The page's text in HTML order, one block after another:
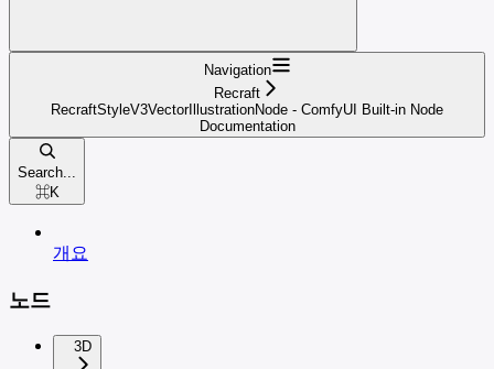
Navigation
Recraft
RecraftStyleV3VectorIllustrationNode - ComfyUI Built-in Node
Documentation
Search...
⌘K
개요
노드
3D